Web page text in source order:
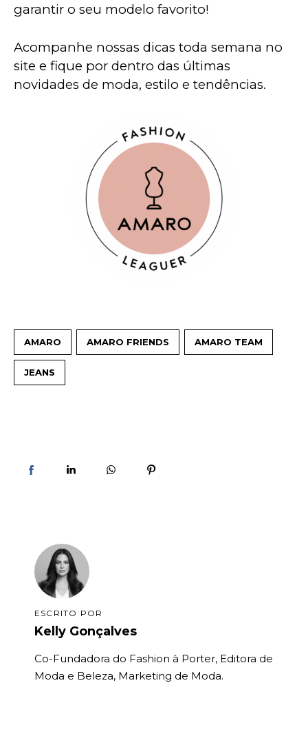
garantir o seu modelo favorito!
Acompanhe nossas dicas toda semana no
site e fique por dentro das últimas
novidades de moda, estilo e tendências.
AMARO AMARO FRIENDS AMARO TEAM
JEANS
ESCRITO POR
Kelly Gonçalves
Co-Fundadora do Fashion à Porter, Editora de
Moda e Beleza, Marketing de Moda.